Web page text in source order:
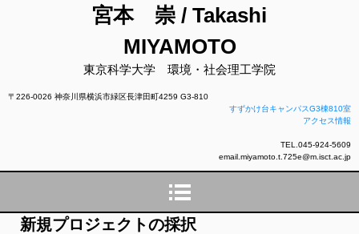
宮本 崇 / Takashi
MIYAMOTO
東京科学大学 環境・社会理工学院
〒226-0026 神奈川県横浜市緑区長津田町4259 G3-810
すずかけ台キャンパスG3棟810室
アクセス情報
TEL.045-924-5609
email.miyamoto.t.725e@m.isct.ac.jp
新規プロジェクトの採択